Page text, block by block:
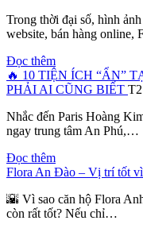
Trong thời đại số, hình
website, bán hàng online,
Đọc thêm
🔥 10 TIỆN ÍCH “ẨN”
PHẢI AI CŨNG BIẾT
Nhắc đến Paris Hoàng
ngay trung tâm An Phú,…
Đọc thêm
Flora An Đào – Vị trí tốt vì
🌇 Vì sao căn hộ Flora
còn rất tốt? Nếu chỉ…